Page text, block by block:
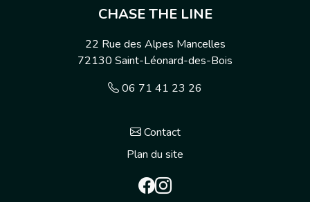
CHASE THE LINE
22 Rue des Alpes Mancelles
72130 Saint-Léonard-des-Bois
06 71 41 23 26
Contact
Plan du site